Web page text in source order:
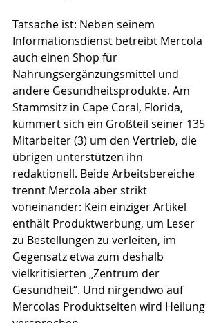
Tatsache ist: Neben seinem
Informationsdienst betreibt Mercola
auch einen Shop für
Nahrungsergänzungsmittel und
andere Gesundheitsprodukte. Am
Stammsitz in Cape Coral, Florida,
kümmert sich ein Großteil seiner 135
Mitarbeiter (3) um den Vertrieb, die
übrigen unterstützen ihn
redaktionell. Beide Arbeitsbereiche
trennt Mercola aber strikt
voneinander: Kein einziger Artikel
enthält Produktwerbung, um Leser
zu Bestellungen zu verleiten, im
Gegensatz etwa zum deshalb
vielkritisierten „Zentrum der
Gesundheit“. Und nirgendwo auf
Mercolas Produktseiten wird Heilung